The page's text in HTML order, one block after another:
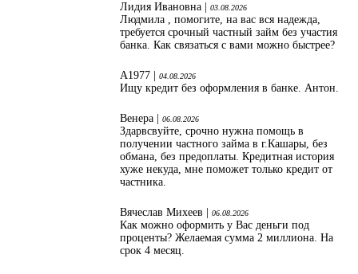
Лидия Ивановна | 03.08.2026
Людмила , помогите, на вас вся надежда,
требуется срочный частный займ без участия
банка. Как связаться с вами можно быстрее?
А1977 | 04.08.2026
Ищу кредит без оформления в банке. Антон.
Венера | 06.08.2026
Здарвсвуйте, срочно нужна помощь в
получении частного займа в г.Кашары, без
обмана, без предоплаты. Кредитная история
хуже некуда, мне поможет только кредит от
частника.
Вячеслав Михеев | 06.08.2026
Как можно оформить у Вас деньги под
проценты? Желаемая сумма 2 миллиона. На
срок 4 месяц.